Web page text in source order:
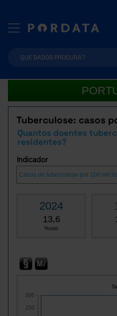
Tuberculose: casos
Quantos doentes
residentes?
Indicador
2024
13,6
%ooo
250
300